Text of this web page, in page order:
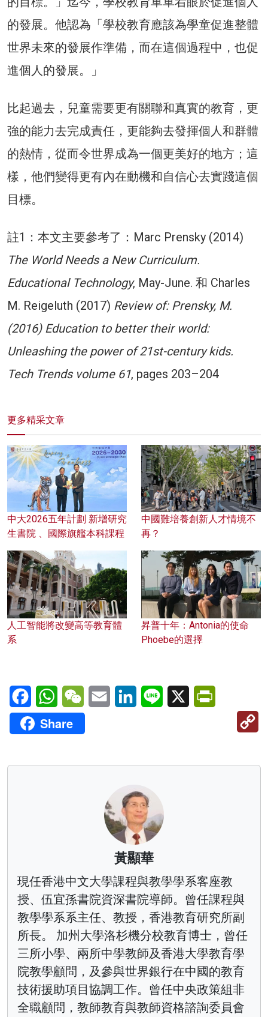
的發展。他認為「學校教育應該為學童促進整體
世界未來的發展作準備，而在這個過程中，也促
進個人的發展。」
比起過去，兒童需要更有關聯和真實的教育，更
強的能力去完成責任，更能夠去發揮個人和群體
的熱情，從而令世界成為一個更美好的地方；這
樣，他們變得更有內在動機和自信心去實踐這個
目標。
註1：本文主要參考了：Marc Prensky (2014)
The World Needs a New Curriculum.
Educational Technology, May-June. 和 Charles
M. Reigeluth (2017) Review of: Prensky, M.
(2016) Education to better their world:
Unleashing the power of 21st-century kids.
Tech Trends volume 61, pages 203–204
更多精采文章
中大2026五年計劃 新增研究
生書院 、國際旗艦本科課程
中國難培養創新人才情境不
再？
人工智能將改變高等教育體
系
昇普十年：Antonia的使命
Phoebe的選擇
FacebookWhatsAppWeChatEmail LinkedInLine X
Share
黃顯華
現任香港中文大學課程與教學學系客座教
授、伍宜孫書院資深書院導師。曾任課程與
教學學系系主任、教授，香港教育研究所副
所長。 加州大學洛杉機分校教育博士，曾任
三所小學、兩所中學教師及香港大學教育學
院教學顧問，及參與世界銀行在中國的教育
技術援助項目協調工作。曾任中央政策組非
全職顧問，教師教育與教師資格諮詢委員會